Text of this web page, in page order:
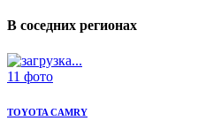
В соседних регионах
11 фото
TOYOTA CAMRY